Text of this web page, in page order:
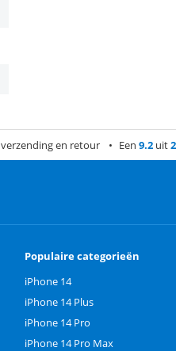
verzending en retour Een 9.2 uit
Populaire categorieën
iPhone 14
iPhone 14 Plus
iPhone 14 Pro
iPhone 14 Pro Max